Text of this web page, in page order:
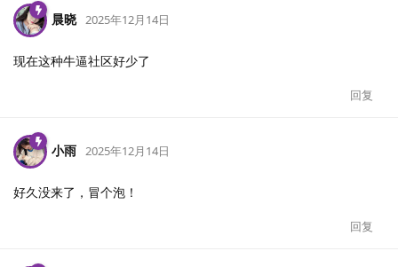
晨晓 2025年12月14日
现在这种牛逼社区好少了
回复
小雨 2025年12月14日
好久没来了，冒个泡！
回复